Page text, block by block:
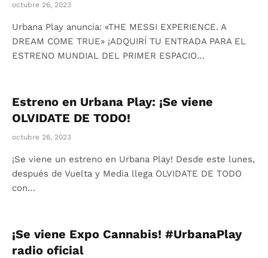
octubre 26, 2023
Urbana Play anuncia: «THE MESSI EXPERIENCE. A
DREAM COME TRUE» ¡ADQUIRÍ TU ENTRADA PARA EL
ESTRENO MUNDIAL DEL PRIMER ESPACIO…
Estreno en Urbana Play: ¡Se viene
OLVIDATE DE TODO!
octubre 26, 2023
¡Se viene un estreno en Urbana Play! Desde este lunes,
después de Vuelta y Media llega OLVIDATE DE TODO
con…
¡Se viene Expo Cannabis! #UrbanaPlay
radio oficial